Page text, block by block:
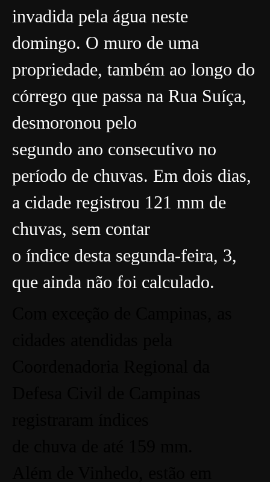
invadida pela água neste
domingo. O muro de uma
propriedade, também ao longo do
córrego que passa na Rua Suíça,
desmoronou pelo
segundo ano consecutivo no
período de chuvas. Em dois dias,
a cidade registrou 121 mm de
chuvas, sem contar
o índice desta segunda-feira, 3,
que ainda não foi calculado.